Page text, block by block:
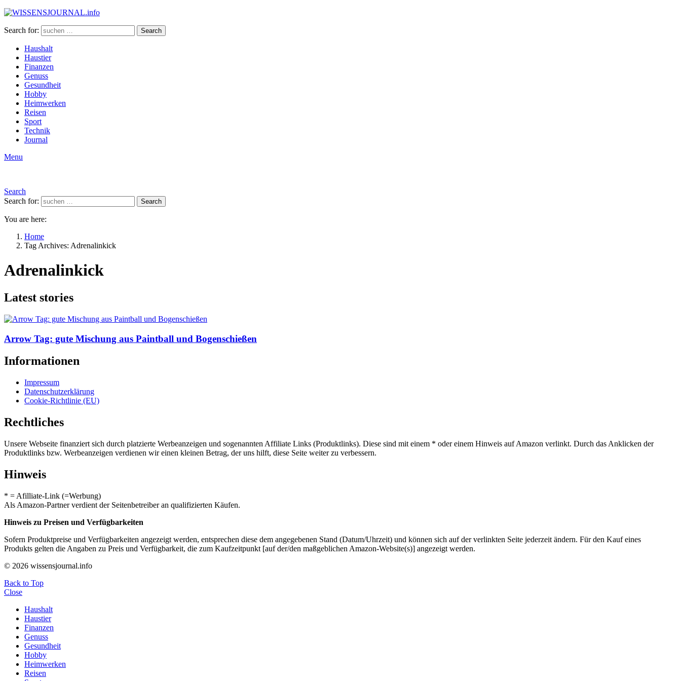
Search for: Search
Haushalt
Haustier
Finanzen
Genuss
Gesundheit
Hobby
Heimwerken
Reisen
Sport
Technik
Journal
Menu
Search
Search for:
Search
You are here:
Home
Tag Archives: Adrenalinkick
Adrenalinkick
Latest stories
Arrow Tag: gute Mischung aus Paintball und Bogenschießen
Informationen
Impressum
Datenschutzerklärung
Cookie-Richtlinie (EU)
Rechtliches
Unsere Webseite finanziert sich durch platzierte Werbeanzeigen und sogenannten Affiliate Links (Produktlinks). Diese sind mit einem * oder einem Hinweis auf Amazon verlinkt. Durch das Anklicken der
Produktlinks bzw. Werbeanzeigen verdienen wir einen kleinen Betrag, der uns hilft, diese Seite weiter zu verbessern.
Hinweis
* = Afilliate-Link (=Werbung)
Als Amazon-Partner verdient der Seitenbetreiber an qualifizierten Käufen.
Hinweis zu Preisen und Verfügbarkeiten
Sofern Produktpreise und Verfügbarkeiten angezeigt werden, entsprechen diese dem angegebenen Stand (Datum/Uhrzeit) und können sich auf der verlinkten Seite jederzeit ändern. Für den Kauf eines
Produkts gelten die Angaben zu Preis und Verfügbarkeit, die zum Kaufzeitpunkt [auf der/den maßgeblichen Amazon-Website(s)] angezeigt werden.
© 2026 wissensjournal.info
Back to Top
Close
Haushalt
Haustier
Finanzen
Genuss
Gesundheit
Hobby
Heimwerken
Reisen